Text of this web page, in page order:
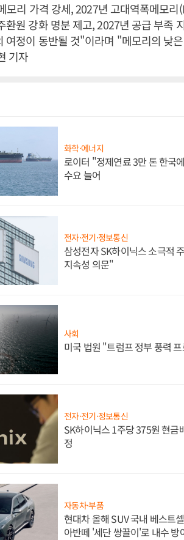
모리 가격 강세, 2027년 고대역폭메모
환원 강화 명분 제고, 2027년 공급 부족
여정이 동반될 것"이라며 "메모리의 낮
기자
화학·에너지
로이터 "정제연료 3만 톤 한국
수요 늘어
전자·전기·정보통신
삼성전자 SK하이닉스 소극적
지속성 의문"
사회
미국 법원 "트럼프 정부 풍력
전자·전기·정보통신
SK하이닉스 1주당 375원 현금
정
자동차·부품
현대차 올해 SUV 국내 베스트
아반떼 '세단 쌍끌이'로 내수 방